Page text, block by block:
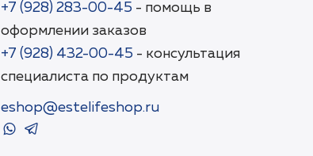
+7 (928) 283-00-45 - помощь в
оформлении заказов
+7 (928) 432-00-45 - консультация
специалиста по продуктам
eshop@estelifeshop.ru